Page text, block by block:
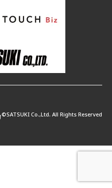
©SATSUKI Co.,Ltd. All Rights Reserved